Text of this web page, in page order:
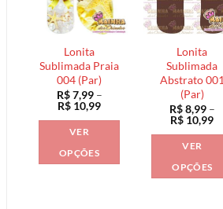
Lonita
Sublimada Praia
004 (Par)
R$7,99 –
R$ 10,99Faixa
VER
OPÇÕES
Lonita
Sublimada
Abstrato 001
(Par)
R$8,99 –
R$ 10,99
VER
OPÇÕES